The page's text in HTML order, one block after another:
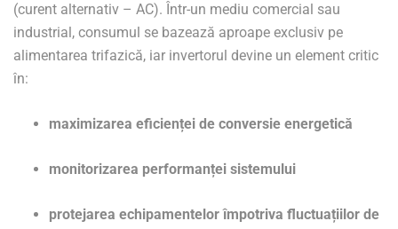
(curent alternativ – AC). Într-un mediu comercial sau
industrial, consumul se bazează aproape exclusiv pe
alimentarea trifazică, iar invertorul devine un element critic
în:
maximizarea eficienței de conversie energetică
monitorizarea performanței sistemului
protejarea echipamentelor împotriva fluctuațiilor de